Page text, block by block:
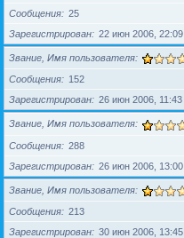
Сообщения
25
Зарегистрирован
22 июн 2006, 22:09
Звание, Имя пользователя
Сообщения
152
Зарегистрирован
26 июн 2006, 11:43
Звание, Имя пользователя
Сообщения
288
Зарегистрирован
26 июн 2006, 13:00
Звание, Имя пользователя
Сообщения
213
Зарегистрирован
30 июн 2006, 13:45